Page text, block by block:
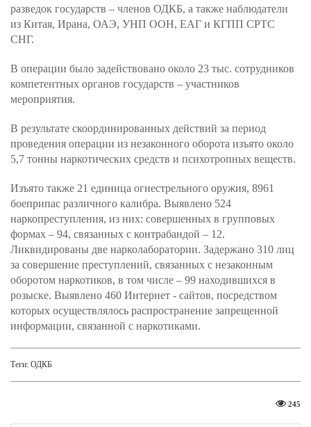
разведок государств – членов ОДКБ, а также наблюдатели
из Китая, Ирана, ОАЭ, УНП ООН, ЕАГ и КГПП СРТС
СНГ.
В операции было задействовано около 23 тыс. сотрудников
компетентных органов государств – участников
мероприятия.
В результате скоординированных действий за период
проведения операции из незаконного оборота изъято около
5,7 тонны наркотических средств и психотропных веществ.
Изъято также 21 единица огнестрельного оружия, 8961
боеприпас различного калибра. Выявлено 524
наркопреступления, из них: совершенных в групповых
формах – 94, связанных с контрабандой – 12.
Ликвидированы две нарколаборатории. Задержано 310 лиц
за совершение преступлений, связанных с незаконным
оборотом наркотиков, в том числе – 99 находившихся в
розыске. Выявлено 460 Интернет - сайтов, посредством
которых осуществлялось распространение запрещенной
информации, связанной с наркотиками.
Теги: ОДКБ
245